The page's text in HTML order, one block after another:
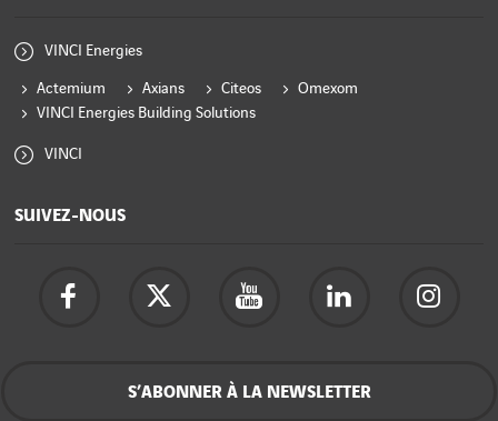
VINCI Energies
Actemium Axians Citeos
Omexom
VINCI Energies Building Solutions
VINCI
SUIVEZ-NOUS
S’ABONNER À LA NEWSLETTER